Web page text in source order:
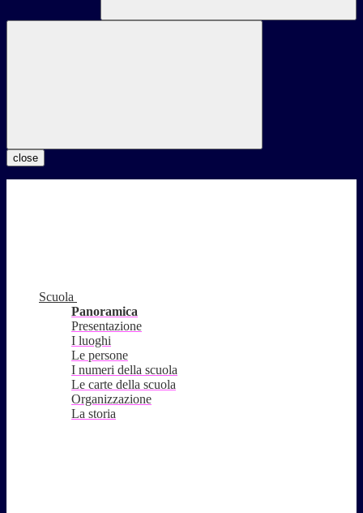
close
Scuola
Panoramica
Presentazione
I luoghi
Le persone
I numeri della scuola
Le carte della scuola
Organizzazione
La storia